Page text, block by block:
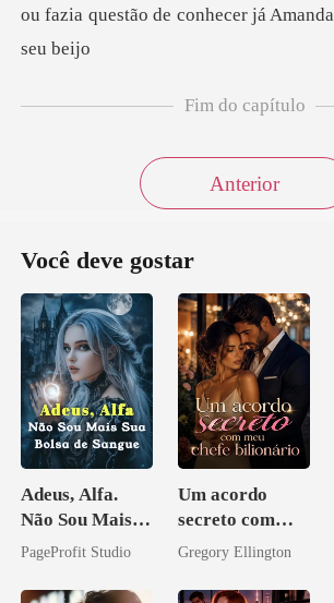
Fim do capítulo
Anterior
Você deve gostar
Adeus, Alfa.
Não Sou Mais
Sua Bolsa de
PageProfit Studio
Um acordo
secreto com
meu chefe
Gregory Ellington